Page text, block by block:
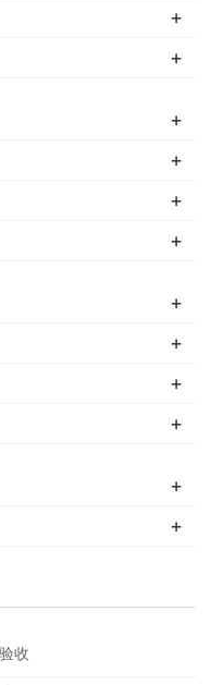
+
+
+
+
+
+
+
+
+
+
+
+
收